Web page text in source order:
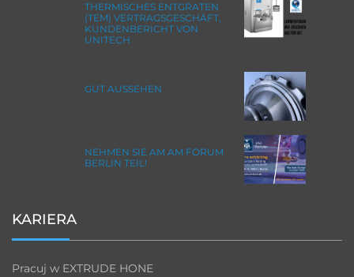
THERMISCHES ENTGRATEN
(TEM) VERTRAGSGESCHÄFT,
KUNDENBERICHT VON
UNITECH
GUT AUSSEHEN
NEHMEN SIE AM AM FORUM
BERLIN TEIL!
KARIERA
Pracuj w EXTRUDE HONE